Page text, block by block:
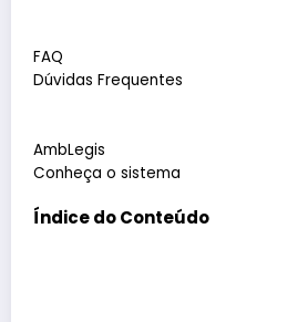
FAQ
Dúvidas Frequentes
AmbLegis
Conheça o sistema
Índice do Conteúdo